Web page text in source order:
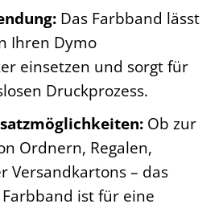
Das Farbband lässt
Ihren Dymo
einsetzen und sorgt für
Druckprozess.
Ob zur
Ordnern, Regalen,
Versandkartons – das
ist für eine